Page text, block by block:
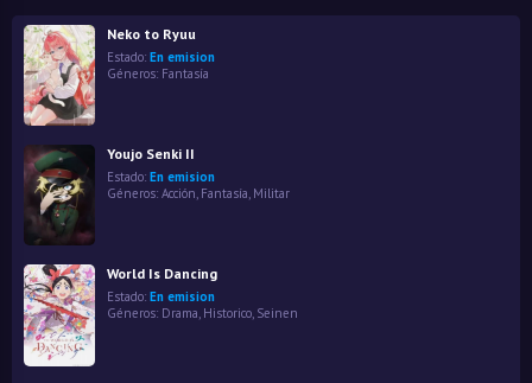
Neko to Ryuu
Estado: En emision
Géneros: Fantasía
Youjo Senki II
Estado: En emision
Géneros: Acción, Fantasía, Militar
World Is Dancing
Estado: En emision
Géneros: Drama, Historico, Seinen